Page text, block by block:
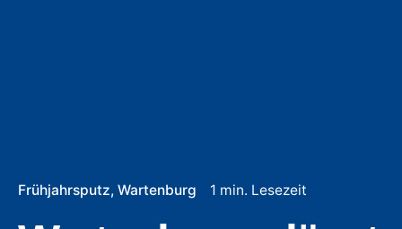
Frühjahrsputz Wartenburg 1 min. Lesezeit